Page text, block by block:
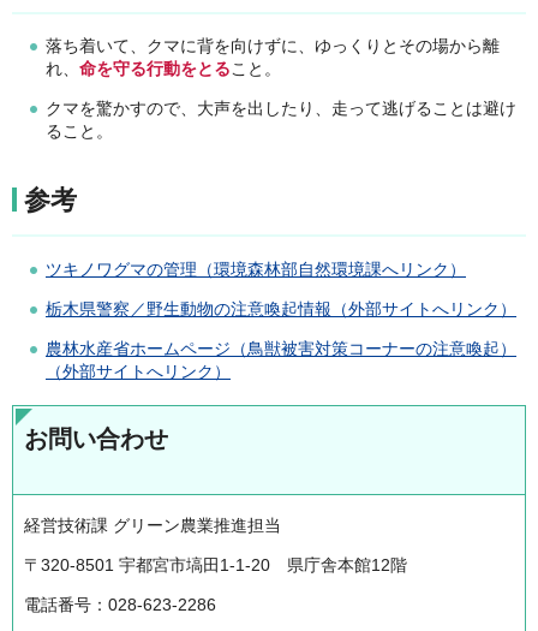
落ち着いて、クマに背を向けずに、ゆっくりとその場から離
れ、 命を守る行動をとること。
クマを驚かすので、大声を出したり、走って逃げることは避け
ること。
参考
ツキノワグマの管理（環境森林部自然環境課へリンク）
栃木県警察／野生動物の注意喚起情報（外部サイトへリンク）
農林水産省ホームページ（鳥獣被害対策コーナーの注意喚起）
（外部サイトへリンク）
お問い合わせ
経営技術課 グリーン農業推進担当
〒320-8501 宇都宮市塙田1-1-20 県庁舎本館12階
電話番号：028-623-2286